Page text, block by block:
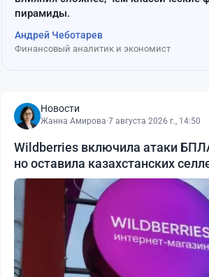
пирамиды.
Андрей Чеботарев
Финансовый аналитик и экономист
Новости
Жанна Амирова·7 августа 2026 г., 14:50
Wildberries включила атаки
но оставила казахстанских